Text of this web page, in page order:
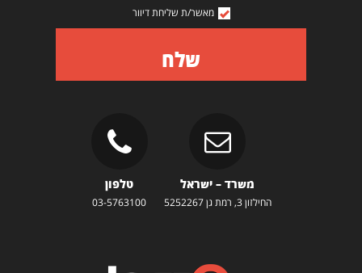
מאשר/ת שליחת דיוור
שלח
משרד – ישראל
החילזון 3, רמת גן 5252267
טלפון
03-5763100